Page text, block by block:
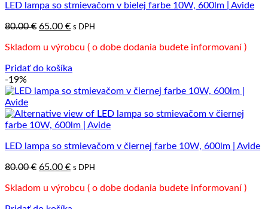
LED lampa so stmievačom v bielej farbe 10W, 600lm | Avide
80.00€ Pôvodná
bola:
65.00 €Aktuálna
je:
s DPH
Skladom u výrobcu ( o dobe dodania budete informovaní )
Pridať do košíka
-19%
LED lampa so stmievačom v čiernej farbe 10W, 600lm | Avide
80.00€ Pôvodná
bola:
65.00 €Aktuálna
je:
s DPH
Skladom u výrobcu ( o dobe dodania budete informovaní )